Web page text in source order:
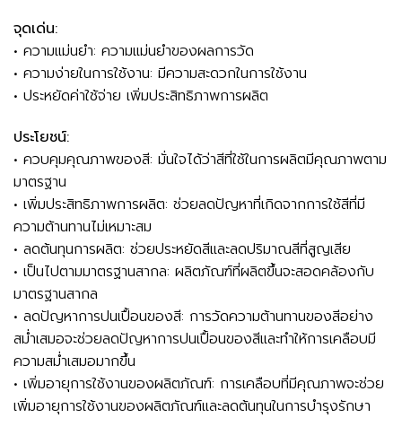
จุดเด่น:
• ความแม่นยำ: ความแม่นยำของผลการวัด
• ความง่ายในการใช้งาน: มีความสะดวกในการใช้งาน
• ประหยัดค่าใช้จ่าย เพิ่มประสิทธิภาพการผลิต
ประโยชน์:
• ควบคุมคุณภาพของสี: มั่นใจได้ว่าสีที่ใช้ในการผลิตมีคุณภาพตาม
มาตรฐาน
• เพิ่มประสิทธิภาพการผลิต: ช่วยลดปัญหาที่เกิดจากการใช้สีที่มี
ความต้านทานไม่เหมาะสม
• ลดต้นทุนการผลิต: ช่วยประหยัดสีและลดปริมาณสีที่สูญเสีย
• เป็นไปตามมาตรฐานสากล: ผลิตภัณฑ์ที่ผลิตขึ้นจะสอดคล้องกับ
มาตรฐานสากล
• ลดปัญหาการปนเปื้อนของสี: การวัดความต้านทานของสีอย่าง
สม่ำเสมอจะช่วยลดปัญหาการปนเปื้อนของสีและทำให้การเคลือบมี
ความสม่ำเสมอมากขึ้น
• เพิ่มอายุการใช้งานของผลิตภัณฑ์: การเคลือบที่มีคุณภาพจะช่วย
เพิ่มอายุการใช้งานของผลิตภัณฑ์และลดต้นทุนในการบำรุงรักษา